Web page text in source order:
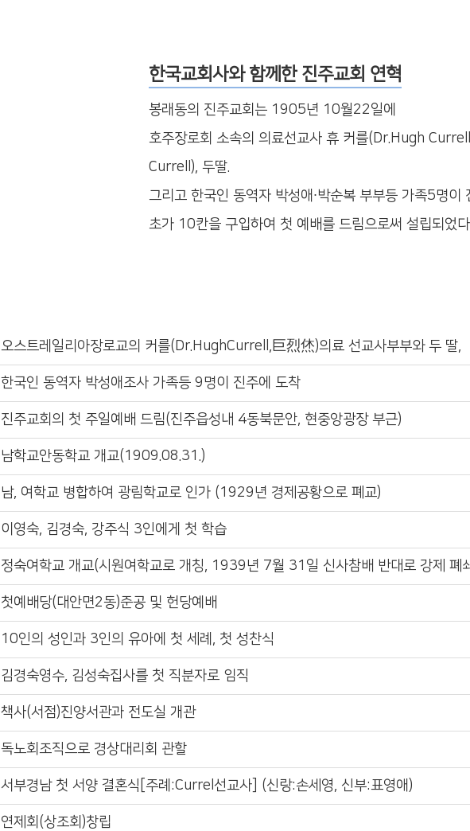
한국교회사와 함께한 진주교회 연혁
봉래동의 진주교회는 1905년 10월22일에
호주장로회 소속의 의료선교사 휴 커를(Dr.Hugh
Currell), 두딸.
그리고 한국인 동역자 박성애∙박순복 부부등 가족5명이
초가 10칸을 구입하여 첫 예배를 드림으로써 설립되었다
오스트레일리아장로교의 커를(Dr.HughCurrell,巨烈烋)의료 선교사부부와 두 딸,
한국인 동역자 박성애조사 가족등 9명이 진주에 도착
진주교회의 첫 주일예배 드림(진주읍성내 4동북문안, 현중앙광장 부근)
남학교안동학교 개교(1909.08.31.)
남, 여학교 병합하여 광림학교로 인가 (1929년 경제공황으로 폐교)
이영숙, 김경숙, 강주식 3인에게 첫 학습
정숙여학교 개교(시원여학교로 개칭, 1939년 7월 31일 신사참배 반대로 강제 폐
첫예배당(대안면2동)준공 및 헌당예배
10인의 성인과 3인의 유아에 첫 세례, 첫 성찬식
김경숙영수, 김성숙집사를 첫 직분자로 임직
책사(서점)진양서관과 전도실 개관
독노회조직으로 경상대리회 관할
서부경남 첫 서양 결혼식[주례:Currel선교사] (신랑:손세영, 신부:표영애)
연제회(상조회)창립